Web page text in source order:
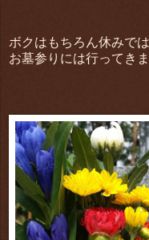
ボクはもちろん休みで
お墓参りには行ってきま